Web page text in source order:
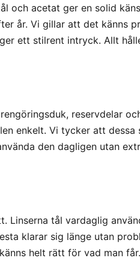
och acetat ger en solid
år. Vi gillar att det känns
ett stilrent intryck. Allt
reservdelar
enkelt. Vi tycker att dessa
den dagligen utan
Linserna tål vardaglig
klarar sig länge utan
helt rätt för vad man